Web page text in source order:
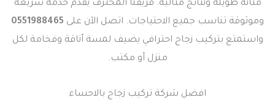
متانة طويلة ونتائج مثالية. فريقنا المحترف يقدم خدمة سريعة
وموثوقة تناسب جميع الاحتياجات. اتصل الآن على 0551988465
واستمتع بتركيب زجاج احترافي يضيف لمسة أناقة وفخامة لكل
منزل أو مكتب.
افضل شركة تركيب زجاج بالاحساء